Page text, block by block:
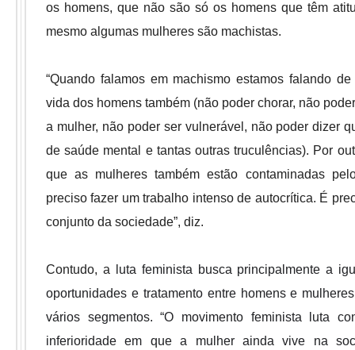
os homens, que não são só os homens que têm
mesmo algumas mulheres são machistas.
“Quando falamos em machismo estamos falando
vida dos homens também (não poder chorar, não
a mulher, não poder ser vulnerável, não poder dizer
de saúde mental e tantas outras truculências). Por
que as mulheres também estão contaminadas
preciso fazer um trabalho intenso de autocrítica. É
conjunto da sociedade”, diz.
Contudo, a
luta feminista busca principalmente a
oportunidades e tratamento entre homens e
vários segmentos. “O movimento feminista luta
inferioridade em que a mulher ainda vive na